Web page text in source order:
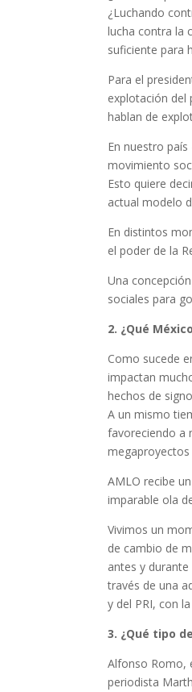
¿Luchando
lucha contra la
suficiente para
Para el
explotación del
hablan de
En nuestro
movimiento
Esto quiere
actual modelo
En distintos
el poder de la
Una
sociales para
2. ¿Qué
Como sucede
impactan
hechos de
A un mismo
favoreciendo a
AMLO recibe
imparable ola
Vivimos un
de cambio de
antes y
través de una
y del PRI, con
3. ¿Qué tipo
Alfonso Romo,
periodista